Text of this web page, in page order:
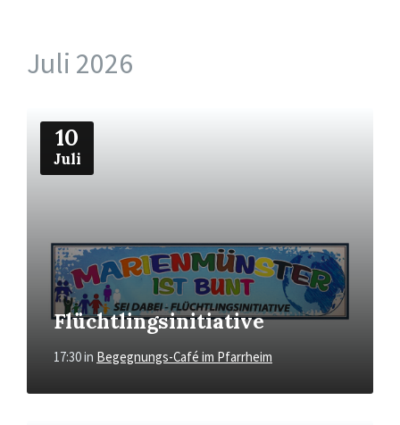
Juli 2026
10
Juli
Flüchtlingsinitiative
17:30in Begegnungs-Café im Pfarrheim